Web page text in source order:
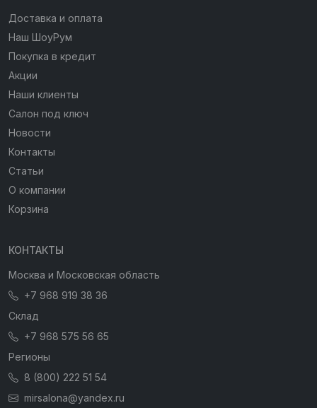
Доставка и оплата
Наш ШоуРум
Покупка в кредит
Акции
Наши клиенты
Салон под ключ
Новости
Контакты
Статьи
О компании
Корзина
КОНТАКТЫ
Москва и Московская область
+7 968 919 38 36
Склад
+7 968 575 56 65
Регионы
8 (800) 222 51 54
mirsalona@yandex.ru